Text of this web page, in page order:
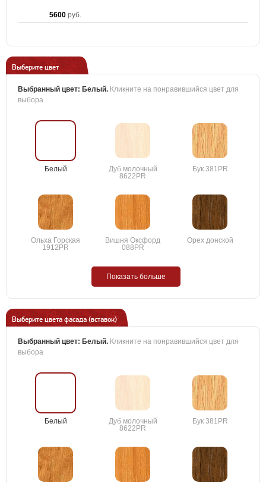
5600 руб.
Выберите цвет
Выбранный цвет: Белый. Кликните на понравившийся цвет для
выбора
Белый
Дуб молочный
8622PR
Бук 381PR
Ольха Горская
1912PR
Вишня Оксфорд
088PR
Орех донской
Показать больше
Выберите цвета фасада (вставок)
Выбранный цвет: Белый. Кликните на понравившийся цвет для
выбора
Белый
Дуб молочный
8622PR
Бук 381PR